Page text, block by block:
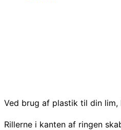
Ved brug af plastik til din lim,
Rillerne i kanten af ringen